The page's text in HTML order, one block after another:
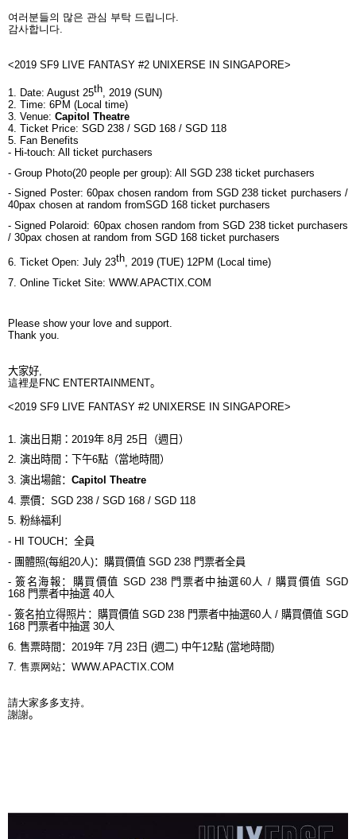
여러분들의 많은 관심 부탁 드립니다
감사합니다
<2019 SF9 LIVE FANTASY #2 UNIXERSE IN SINGAPORE>
1. Date: August 25th, 2019 (SUN)
2. Time: 6PM (Local time)
3. Venue: Capitol Theatre
4. Ticket Price: SGD 238 / SGD 168 / SGD 118
5. Fan Benefits
- Hi-touch: All ticket purchasers
- Group Photo(20 people per group): All SGD 238 ticket purchasers
- Signed Poster: 60pax chosen random from SGD 238 ticket purchasers /
40pax chosen at random fromSGD 168 ticket purchasers
- Signed Polaroid: 60pax chosen random from SGD 238 ticket purchasers
/ 30pax chosen at random from SGD 168 ticket purchasers
6. Ticket Open: July 23th, 2019 (TUE) 12PM (Local time)
7. Online Ticket Site: WWW.APACTIX.COM
Please show your love and support.
Thank you.
大家好,
這裡是 FNC ENTERTAINMENT。
<2019 SF9 LIVE FANTASY #2 UNIXERSE IN SINGAPORE>
1. 演出日期 ： 2019年 8月 25 日 （週日 ）
2. 演出時間 ： 下午6點 （當地時間）
3. 演出場館： Capitol Theatre
4. 票價： SGD 238 / SGD 168 / SGD 118
5. 粉絲福利
- HI TOUCH ：全員
- 團體照(每組 20人)： 購買價值 SGD 238 門票者全員
- 簽名海報：購買價值 SGD 238 門票者中抽選60人 / 購買價值 SGD
168 門票者中抽選 40人
- 簽名拍立得照片：購買價值 SGD 238 門票者中抽選60 人 / 購買價值 SGD
168 門票者中抽選 30人
6. 售票時間 ： 2019年 7月 23 日 (週二) 中午12點 (當地時間)
7. 售票网站： WWW.APACTIX.COM
請大家多多支持。
謝謝。